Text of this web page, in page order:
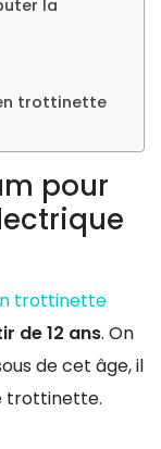
la
trottinette
pour
trottinette
de 12 ans. On
de cet âge, il
trottinette.